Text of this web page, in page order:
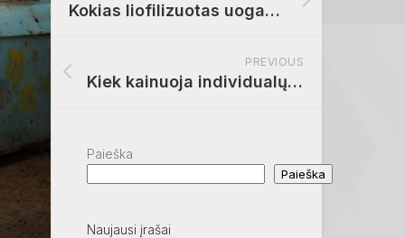
Kokias liofilizuotas uogas pasirinkti?
PREVIOUS
Kiek kainuoja individualų sporto trenerių paslaugos?
Paieška
Paieška
Naujausi įrašai